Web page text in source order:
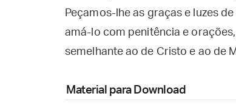
Peçamos-lhe as graças e luzes
amá-lo com penitência e
semelhante ao de Cristo e ao de
Material para Download